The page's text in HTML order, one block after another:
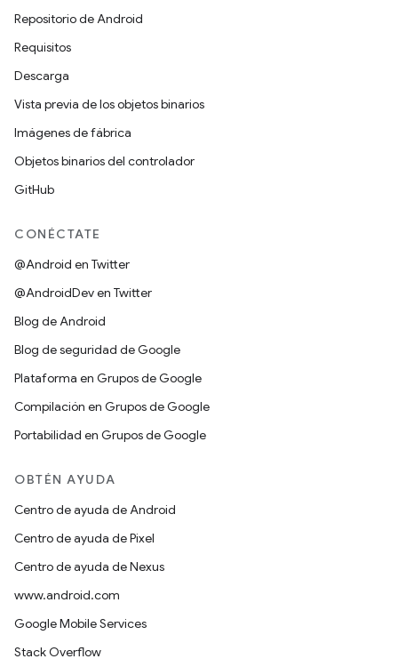
Repositorio de Android
Requisitos
Descarga
Vista previa de los objetos binarios
Imágenes de fábrica
Objetos binarios del controlador
GitHub
CONÉCTATE
@Android en Twitter
@AndroidDev en Twitter
Blog de Android
Blog de seguridad de Google
Plataforma en Grupos de Google
Compilación en Grupos de Google
Portabilidad en Grupos de Google
OBTÉN AYUDA
Centro de ayuda de Android
Centro de ayuda de Pixel
Centro de ayuda de Nexus
www.android.com
Google Mobile Services
Stack Overflow